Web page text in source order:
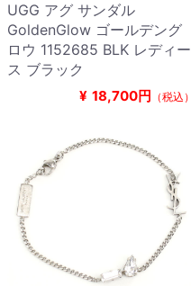
UGG アグ サンダル
GoldenGlow ゴールデング
ロウ 1152685 BLK レディー
ス ブラック
¥ 18,700円 （税込）